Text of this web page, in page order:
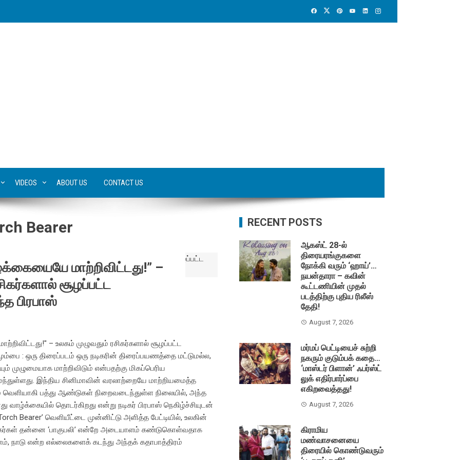
VIDEOS ABOUT US CONTACT US
Bearer
மாற்றிவிட்டது!” –
சூழப்பட்ட
பிரபாஸ்
– உலகம் முழுவதும் ரசிகர்களால் சூழப்பட்ட
: ஒரு திரைப்படம் ஒரு நடிகரின் திரைப்பயணத்தை மட்டுமல்ல,
முழுமையாக மாற்றிவிடும் என்பதற்கு மிகப்பெரிய
இந்திய சினிமாவின் வரலாற்றையே மாற்றியமைத்த
வெளியாகி பத்து ஆண்டுகள் நிறைவடைந்துள்ள நிலையில், அந்த
தொடர்கிறது என்று நடிகர் பிரபாஸ் நெகிழ்ச்சியுடன்
Bearer’ வெளியீட்டை முன்னிட்டு அளித்த பேட்டியில், உலகின்
தன்னை ‘பாகுபலி’ என்றே அடையாளம் கண்டுகொள்வதாக
நாடு என்ற எல்லைகளைக் கடந்து அந்தக் கதாபாத்திரம்
RECENT POSTS
ஆகஸ்ட் 28-ல்
திரையரங்குகளை
நோக்கி வரும் ‘ஹாய்’…
நயன்தாரா – கவின்
கூட்டணியின் முதல்
படத்திற்கு புதிய ரிலீஸ்
தேதி!
August 7, 2026
மர்மப் பெட்டியைச் சுற்றி
நகரும் குடும்பக் கதை…
‘மாஸ்டர் பிளான்’ ஃபர்ஸ்ட்
லுக் எதிர்பார்ப்பை
எகிறவைத்தது!
August 7, 2026
கிராமிய
மண்வாசனையை
திரையில் கொண்டுவரும்